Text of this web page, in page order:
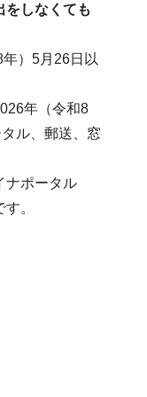
をしなくても
）5月26日以
年（令和8
ル、郵送、窓
ナポータル
。